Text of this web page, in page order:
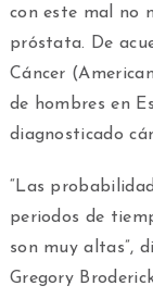
con este mal no
próstata. De
Cáncer
de hombres en
diagnosticado
“Las
periodos de
son muy altas”,
Gregory